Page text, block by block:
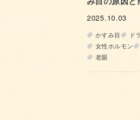
2025.10.03
かすみ目 ド
女性ホルモン
老眼